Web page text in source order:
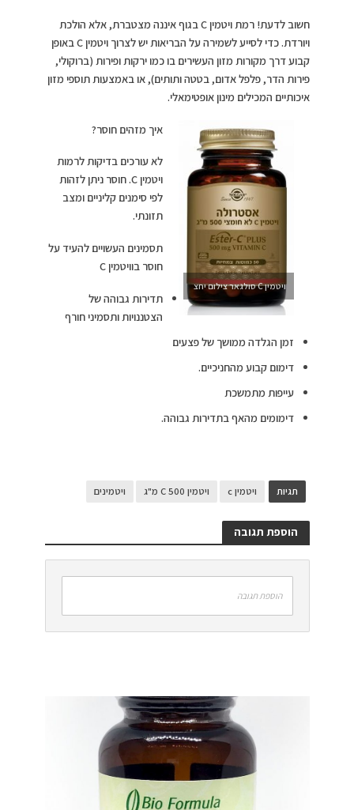
חשוב לדעת! רמת ויטמין C בגוף איננה מצטברת, אלא הולכת
ויורדת. כדי לסייע לשמירה על הבריאות יש לצרוך ויטמין C באופן
קבוע דרך מקורות מזון העשירים בו כמו ירקות ופירות (ברוקולי,
פירות הדר, פלפל אדום, בטטה ותותים), או באמצעות תוספי מזון
איכותיים המכילים מינון אופטימאלי.
ויטמין C סולגאר צילום יחצ
איך מזהים חוסר?
לא עורכים בדיקות לרמות
ויטמין C. חוסר ניתן לזהות
לפי סימנים קליניים ומצב
תזונתי.
תסמינים העשויים להעיד על
חוסר בוויטמין C
תדירות גבוהה של
הצטננויות ותסמיני חורף
זמן הגלדה ממושך של פצעים
דימום קבוע מהחניכיים.
עייפות מתמשכת
דימומים מהאף בתדירות גבוהה.
תגיות ויטמין c ויטמין C 500 מ"ג ויטמינים
הוספת תגובה
הוספת תגובה